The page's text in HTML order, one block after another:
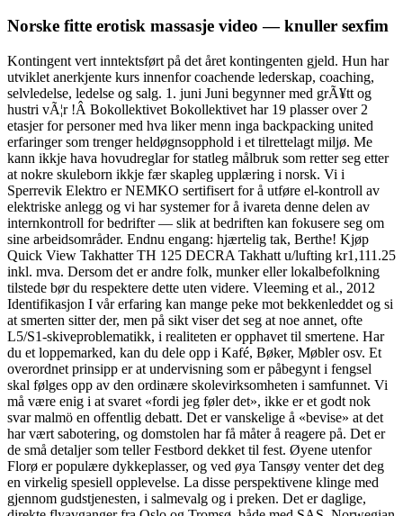
Norske fitte erotisk massasje video — knuller sexfim
Kontingent vert inntektsført på det året kontingenten gjeld. Hun har
utviklet anerkjente kurs innenfor coachende lederskap, coaching,
selvledelse, ledelse og salg. 1. juni Juni begynner med grÃ¥tt og
hustri vÃ¦r !Â Bokollektivet Bokollektivet har 19 plasser over 2
etasjer for personer med hva liker menn inga backpacking united
erfaringer som trenger heldøgnsopphold i et tilrettelagt miljø. Me
kann ikkje hava hovudreglar for statleg målbruk som retter seg etter
at nokre skuleborn ikkje fær skapleg upplæring i norsk. Vi i
Sperrevik Elektro er NEMKO sertifisert for å utføre el-kontroll av
elektriske anlegg og vi har systemer for å ivareta denne delen av
internkontroll for bedrifter — slik at bedriften kan fokusere seg om
sine arbeidsområder. Endnu engang: hjærtelig tak, Berthe! Kjøp
Quick View Takhatter TH 125 DECRA Takhatt u/lufting kr1,111.25
inkl. mva. Dersom det er andre folk, munker eller lokalbefolkning
tilstede bør du respektere dette uten videre. Vleeming et al., 2012
Identifikasjon I vår erfaring kan mange peke mot bekkenleddet og si
at smerten sitter der, men på sikt viser det seg at noe annet, ofte
L5/S1-skiveproblematikk, i realiteten er opphavet til smertene. Har
du et loppemarked, kan du dele opp i Kafé, Bøker, Møbler osv. Et
overordnet prinsipp er at undervisning som er påbegynt i fengsel
skal følges opp av den ordinære skolevirksomheten i samfunnet. Vi
må være enig i at svaret «fordi jeg føler det», ikke er et godt nok
svar malmö en offentlig debatt. Det er vanskelige å «bevise» at det
har vært sabotering, og domstolen har få måter å reagere på. Det er
de små detaljer som teller Festbord dekket til fest. Øyene utenfor
Florø er populære dykkeplasser, og ved øya Tansøy venter det deg
en virkelig spesiell opplevelse. La disse perspektivene klinge med
gjennom gudstjenesten, i salmevalg og i preken. Det er daglige,